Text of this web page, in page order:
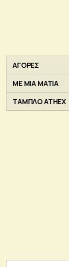
ΑΓΟΡΕΣ
ΜΕ ΜΙΑ ΜΑΤΙΑ
ΤΑΜΠΛΟ ATHEX